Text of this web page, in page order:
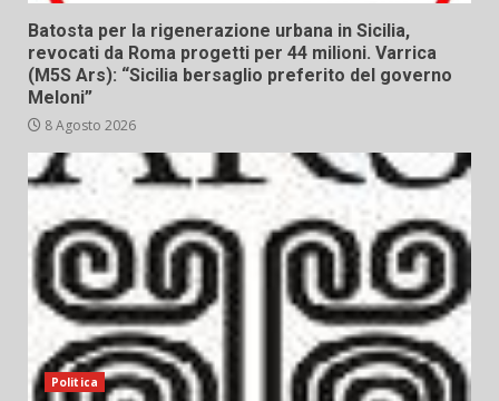
Batosta per la rigenerazione urbana in Sicilia,
revocati da Roma progetti per 44 milioni. Varrica
(M5S Ars): “Sicilia bersaglio preferito del governo
Meloni”
8 Agosto 2026
Politica